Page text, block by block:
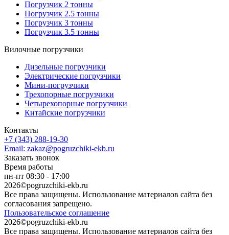
Погрузчик 2 тонны
Погрузчик 2.5 тонны
Погрузчик 3 тонны
Погрузчик 3.5 тонны
Вилочные погрузчики
Дизельные погрузчики
Электрические погрузчики
Мини-погрузчики
Трехопорные погрузчики
Четырехопорные погрузчики
Китайские погрузчики
Контакты
+7 (343) 288-19-30
Email: zakaz@pogruzchiki-ekb.ru
Заказать звонок
Время работы
пн-пт 08:30 - 17:00
2026©pogruzchiki-ekb.ru
Все права защищены. Использование материалов сайта без
согласования запрещено.
Пользовательское соглашение
2026©pogruzchiki-ekb.ru
Все права защищены. Использование материалов сайта без